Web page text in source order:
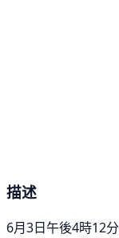
描述
6月3日午後4時12